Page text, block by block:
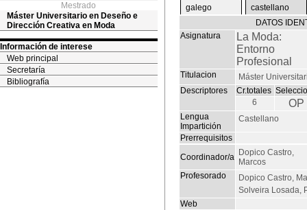
Mestrado
Máster Universitario en Deseño e
Dirección Creativa en Moda
Información de interese
Web principal
Secretaría
Bibliografía
galego
castellano
DATOS
Asignatura
La Moda:
Entorno
Profesional
Titulacion
Máster
Descriptores
Cr.totales
6
OP
Lengua
Impartición
Castellano
Prerrequisitos
Coordinador/a Dopico Castro,
Marcos
Profesorado
Dopico Castro,
Solveira Losada,
Web